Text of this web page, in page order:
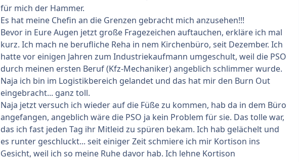
für mich der Hammer.
Es hat meine Chefin an die Grenzen gebracht mich anzusehen!!!
Bevor in Eure Augen jetzt große Fragezeichen auftauchen, erkläre ich mal
kurz. Ich mach ne berufliche Reha in nem Kirchenbüro, seit Dezember. Ich
hatte vor einigen Jahren zum Industriekaufmann umgeschult, weil die PSO
durch meinen ersten Beruf (Kfz-Mechaniker) angeblich schlimmer wurde.
Naja ich bin im Logistikbereich gelandet und das hat mir den Burn Out
eingebracht... ganz toll.
Naja jetzt versuch ich wieder auf die Füße zu kommen, hab da in dem Büro
angefangen, angeblich wäre die PSO ja kein Problem für sie. Das tolle war,
das ich fast jeden Tag ihr Mitleid zu spüren bekam. Ich hab gelächelt und
es runter geschluckt... seit einiger Zeit schmiere ich mir Kortison ins
Gesicht, weil ich so meine Ruhe davor hab. Ich lehne Kortison